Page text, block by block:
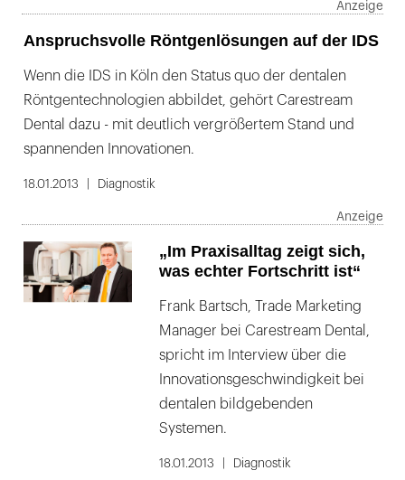
Anspruchsvolle Röntgenlösungen auf der IDS
Wenn die IDS in Köln den Status quo der dentalen
Röntgentechnologien abbildet, gehört Carestream
Dental dazu - mit deutlich vergrößertem Stand und
spannenden Innovationen.
18.01.2013 Diagnostik
„Im Praxisalltag zeigt sich,
was echter Fortschritt ist“
Frank Bartsch, Trade Marketing
Manager bei Carestream Dental,
spricht im Interview über die
Innovationsgeschwindigkeit bei
dentalen bildgebenden
Systemen.
18.01.2013 Diagnostik